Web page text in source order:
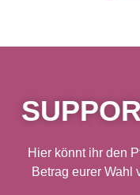
Hier könnt ihr den
Betrag eurer Wahl